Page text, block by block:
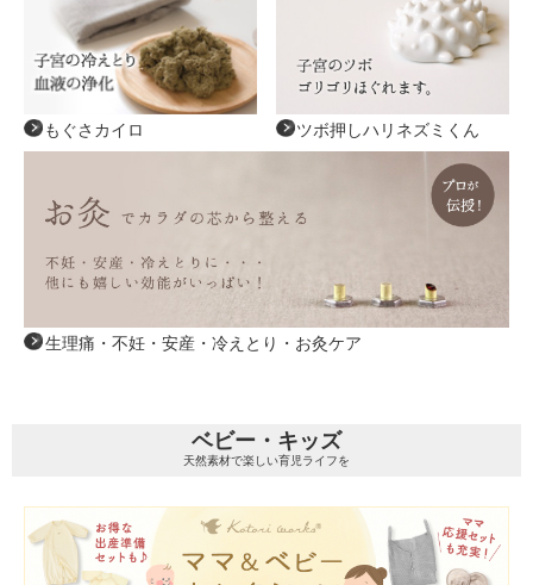
もぐさカイロ ツボ押しハリネズミくん
生理痛・不妊・安産・冷えとり・お灸ケア
ベビー・キッズ
天然素材で楽しい育児ライフを